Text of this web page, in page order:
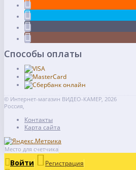
Способы оплаты
© Интернет-магазин ВИДЕО-КАМЕР, 2026
Россия,
Контакты
Карта сайта
Место для счетчика
Войти
Регистрация